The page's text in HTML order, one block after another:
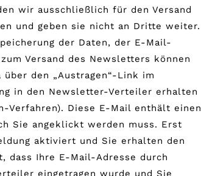
wir ausschließlich für den Versand
und geben sie nicht an Dritte weiter.
der Daten, der E-Mail-
Versand des Newsletters können
den „Austragen“-Link im
in den Newsletter-Verteiler erhalten
Verfahren). Diese E-Mail enthält einen
Sie angeklickt werden muss. Erst
aktiviert und Sie erhalten den
dass Ihre E-Mail-Adresse durch
eingetragen wurde und Sie